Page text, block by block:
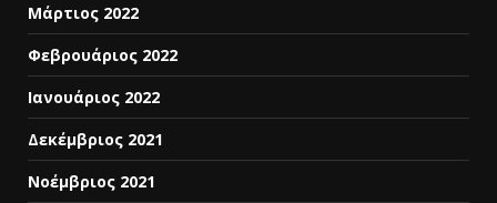
Μάρτιος 2022
Φεβρουάριος 2022
Ιανουάριος 2022
Δεκέμβριος 2021
Νοέμβριος 2021